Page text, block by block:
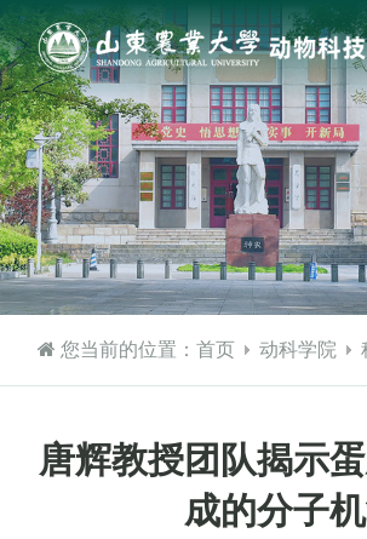
您当前的位置：首页 动科学院
唐辉教授团队揭示
成的分子机